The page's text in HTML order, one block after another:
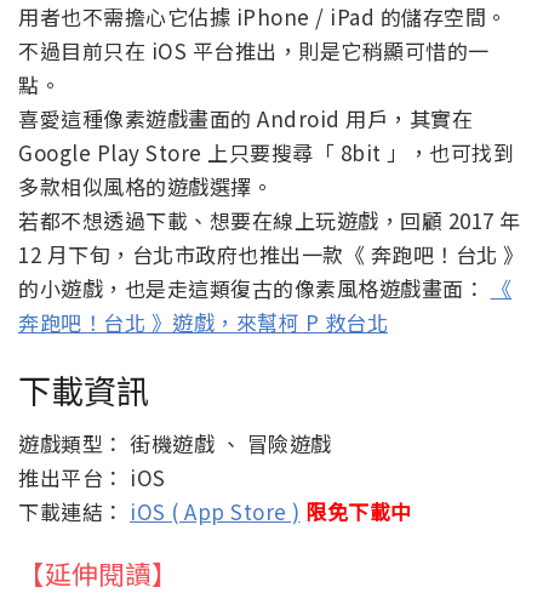
用者也不需擔心它佔據 iPhone / iPad 的儲存空間。
不過目前只在 iOS 平台推出，則是它稍顯可惜的一
點。
喜愛這種像素遊戲畫面的 Android 用戶，其實在
Google Play Store 上只要搜尋「 8bit 」，也可找到
多款相似風格的遊戲選擇。
若都不想透過下載、想要在線上玩遊戲，回顧 2017 年
12 月下旬，台北市政府也推出一款《 奔跑吧！台北 》
的小遊戲，也是走這類復古的像素風格遊戲畫面：
《
奔跑吧！台北 》遊戲，來幫柯 P 救台北
下載資訊
遊戲類型： 街機遊戲 、 冒險遊戲
推出平台： iOS
下載連結： iOS ( App Store ) 限免下載中
【延伸閱讀】